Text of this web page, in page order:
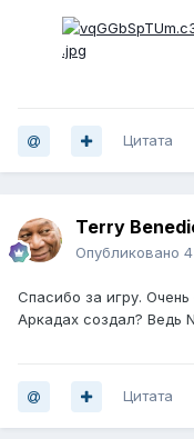
Цитата
Terry
Опубликовано
Спасибо за игру.
Аркадах создал? Ведь
Цитата